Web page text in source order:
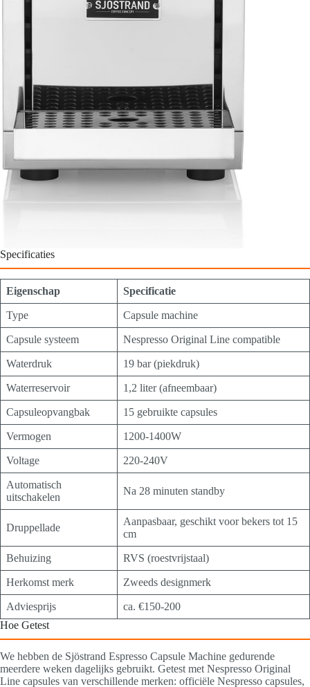
Specificaties
Eigenschap Specificatie
Type Capsule machine
Capsule systeem Nespresso Original Line compatible
Waterdruk 19 bar (piekdruk)
Waterreservoir 1,2 liter (afneembaar)
Capsuleopvangbak 15 gebruikte capsules
Vermogen 1200-1400W
Voltage 220-240V
Automatisch
uitschakelen
Na 28 minuten standby
Druppellade
Aanpasbaar, geschikt voor bekers tot 15
cm
Behuizing RVS (roestvrijstaal)
Herkomst merk Zweeds designmerk
Adviesprijs
ca. €150-200
Hoe Getest
We hebben de Sjöstrand Espresso Capsule Machine gedurende
meerdere weken dagelijks gebruikt. Getest met Nespresso Original
Line capsules van verschillende merken: officiële Nespresso capsules,